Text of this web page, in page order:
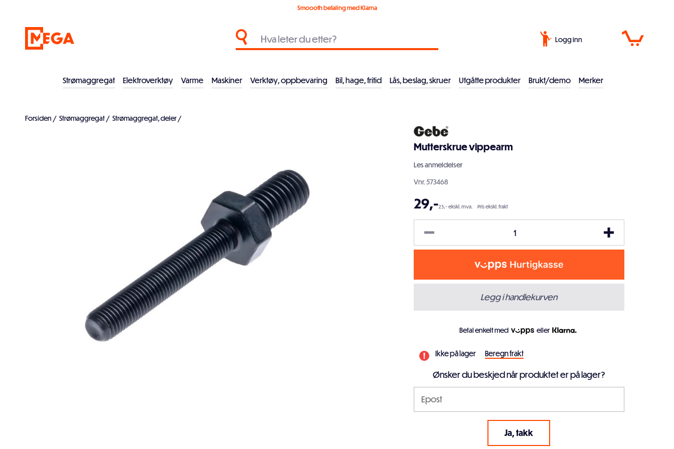
Smoooth betaling med Klarna
Logg inn
Strømaggregat Elektroverktøy Varme Maskiner Verktøy, oppbevaring Bil, hage, fritid Lås, beslag, skruer Utgåtte produkter Brukt/demo Merker
Forsiden / Strømaggregat / Strømaggregat, deler /
Mutterskrue vippearm
Lesanmeldelser
Vnr.573468
29,-23,- ekskl. mva. Pris ekskl. frakt
Legg i handlekurven
Betal enkelt med eller
Ikke på lager Beregn frakt
Ønsker du beskjed når produktet er på lager?